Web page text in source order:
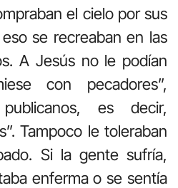
el cielo por sus
se recreaban en las
A Jesús no le podían
con pecadores”,
es decir,
Tampoco le toleraban
Si la gente sufría,
enferma o se sentía